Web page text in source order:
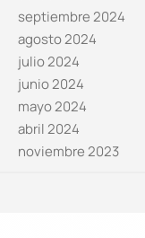
septiembre 2024
agosto 2024
julio 2024
junio 2024
mayo 2024
abril 2024
noviembre 2023